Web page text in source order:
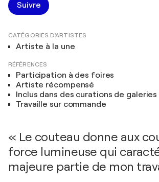
Suivre
CATÉGORIES D'ARTISTES
Artiste à la une
RÉFÉRENCES
Participation à des foires
Artiste récompensé
Inclus dans des curations de
Travaille sur commande
« Le couteau donne aux
force lumineuse qui
majeure partie de mon